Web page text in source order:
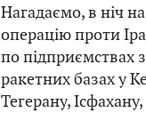
Нагадаємо, в ніч
операцію проти
по підприємствах
ракетних базах у
Тегерану,